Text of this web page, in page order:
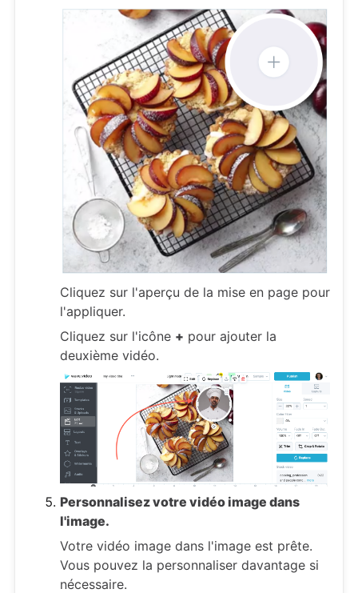
Cliquez sur l'aperçu de la mise en page pour
l'appliquer.
Cliquez sur l'icône + pour ajouter la
deuxième vidéo.
Personnalisez votre vidéo image dans
l'image.
Votre vidéo image dans l'image est prête.
Vous pouvez la personnaliser davantage si
nécessaire.